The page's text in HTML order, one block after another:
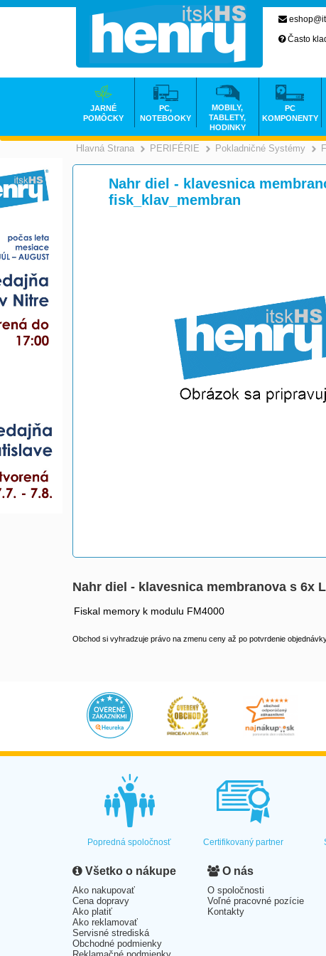
Hlavná Strana >
PERIFÉRIE >
Pokladničné Systémy
Nahr diel - klavesnica
fisk_klav_membran
Nahr diel - klavesnica membranova s 6x
Fiskal memory k modulu FM4000
Obchod si vyhradzuje právo na zmenu ceny až po potvrdenie
Často
JARNÉ
POMÔCKY
PC,
NOTEBOOKY
MOBILY,
TABLETY,
HODINKY
PC
KOMPONENTY
Popredná spoločnosť Certifikovaný partner
Všetko o nákupe
Ako nakupovať
Cena dopravy
Ako platiť
Ako reklamovať
Servisné strediská
Obchodné podmienky
O nás
O spoločnosti
Voľné pracovné pozície
Kontakty